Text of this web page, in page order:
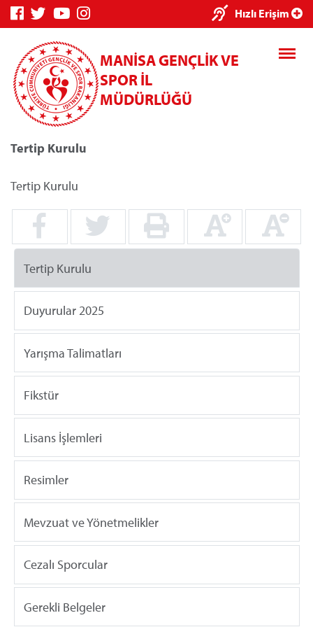
Hızlı Erişim
MANİSA GENÇLİK VE
SPOR İL
MÜDÜRLÜĞÜ
Tertip Kurulu
Tertip Kurulu
Tertip Kurulu
Duyurular 2025
Yarışma Talimatları
Fikstür
Lisans İşlemleri
Resimler
Mevzuat ve Yönetmelikler
Cezalı Sporcular
Gerekli Belgeler
×
Genç Bilgi
Kredi/Yurt E-
Ödeme